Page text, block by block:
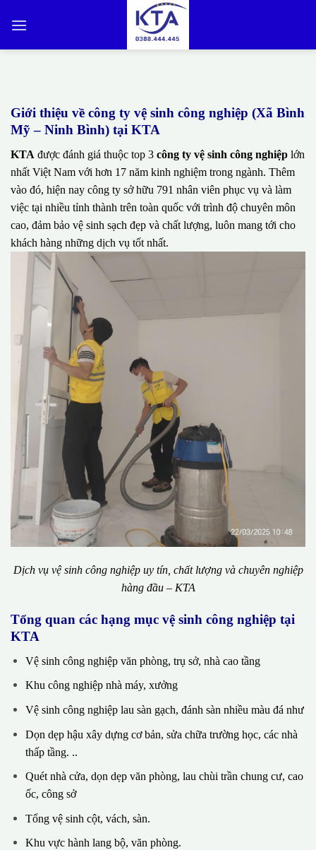
qua
Giới thiệu về công ty vệ sinh công nghiệp (Xã Bình
Mỹ – Ninh Bình) tại KTA
KTA được đánh giá thuộc top 3 công ty vệ sinh công nghiệp lớn
nhất Việt Nam với hơn 17 năm kinh nghiệm trong ngành. Thêm
vào đó, hiện nay công ty sở hữu 791 nhân viên phục vụ và làm
việc tại nhiều tỉnh thành trên toàn quốc với trình độ chuyên môn
cao, đảm bảo vệ sinh sạch đẹp và chất lượng, luôn mang tới cho
khách hàng những dịch vụ tốt nhất.
Dịch vụ vệ sinh công nghiệp uy tín, chất lượng và chuyên nghiệp
hàng đầu – KTA
Tổng quan các hạng mục vệ sinh công nghiệp tại
KTA
Vệ sinh công nghiệp văn phòng, trụ sở, nhà cao tầng
Khu công nghiệp nhà máy, xưởng
Vệ sinh công nghiệp lau sàn gạch, đánh sàn nhiều màu đá như
Dọn dẹp hậu xây dựng cơ bản, sửa chữa trường học, các nhà
thấp tầng. ..
Quét nhà cửa, dọn dẹp văn phòng, lau chùi trần chung cư, cao
ốc, công sở
Tổng vệ sinh cột, vách, sàn.
Khu vực hành lang bộ, văn phòng.